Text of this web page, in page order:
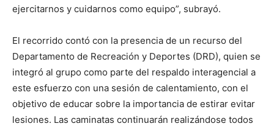
ejercitarnos y cuidarnos como equipo”, subrayó.
El recorrido contó con la presencia de un recurso del
Departamento de Recreación y Deportes (DRD), quien se
integró al grupo como parte del respaldo interagencial a
este esfuerzo con una sesión de calentamiento, con el
objetivo de educar sobre la importancia de estirar evitar
lesiones. Las caminatas continuarán realizándose todos